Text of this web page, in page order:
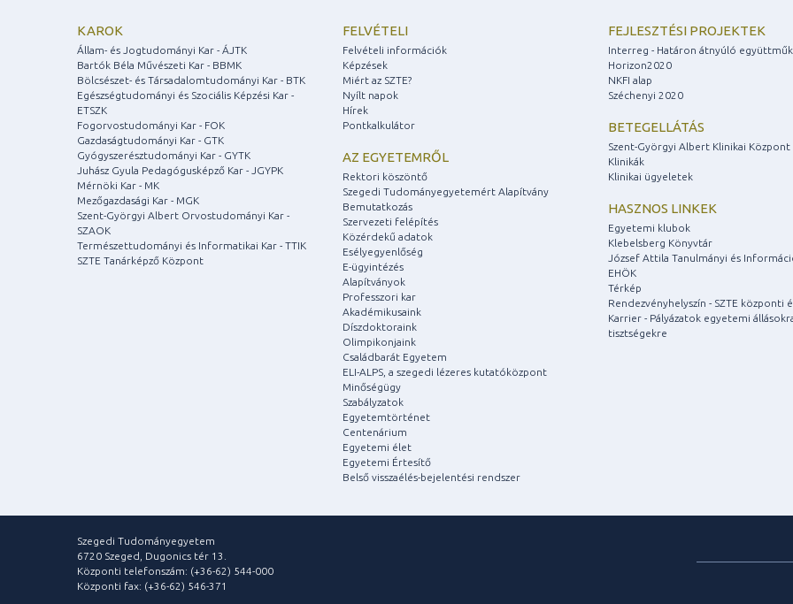
KAROK
Állam- és Jogtudományi Kar - ÁJTK
Bartók Béla Művészeti Kar - BBMK
Bölcsészet- és Társadalomtudományi Kar - BTK
Egészségtudományi és Szociális Képzési Kar -
ETSZK
Fogorvostudományi Kar - FOK
Gazdaságtudományi Kar - GTK
Gyógyszerésztudományi Kar - GYTK
Juhász Gyula Pedagógusképző Kar - JGYPK
Mérnöki Kar - MK
Mezőgazdasági Kar - MGK
Szent-Györgyi Albert Orvostudományi Kar -
SZAOK
Természettudományi és Informatikai Kar - TTIK
SZTE Tanárképző Központ
FELVÉTELI
Felvételi információk
Képzések
Miért az SZTE?
Nyílt napok
Hírek
Pontkalkulátor
AZ EGYETEMRŐL
Rektori köszöntő
Szegedi Tudományegyetemért Alapítvány
Bemutatkozás
Szervezeti felépítés
Közérdekű adatok
Esélyegyenlőség
E-ügyintézés
Alapítványok
Professzori kar
Akadémikusaink
Díszdoktoraink
Olimpikonjaink
Családbarát Egyetem
ELI-ALPS, a szegedi lézeres kutatóközpont
Minőségügy
Szabályzatok
Egyetemtörténet
Centenárium
Egyetemi élet
Egyetemi Értesítő
Belső visszaélés-bejelentési rendszer
FEJLESZTÉSI PROJEKTEK
Interreg - Határon átnyúló
Horizon2020
NKFI alap
Széchenyi 2020
BETEGELLÁTÁS
Szent-Györgyi Albert Klinikai Központ
Klinikák
Klinikai ügyeletek
HASZNOS LINKEK
Egyetemi klubok
Klebelsberg Könyvtár
József Attila Tanulmányi és
EHÖK
Térkép
Rendezvényhelyszín - SZTE központi
Karrier - Pályázatok egyetemi
tisztségekre
Szegedi Tudományegyetem
6720 Szeged, Dugonics tér 13.
Központi telefonszám: (+36-62) 544-000
Központi fax: (+36-62) 546-371